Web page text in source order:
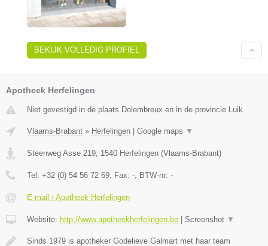
BEKIJK VOLLEDIG PROFIEL
Apotheek Herfelingen
Niet gevestigd in de plaats Dolembreux en in de provincie Luik.
Vlaams-Brabant » Herfelingen Google maps ▼
Steenweg Asse 219 1540 Herfelingen (Vlaams-Brabant)
Tel: +32 (0) 54 56 72 69 , Fax: - , BTW-nr: -
E-mail › Apotheek Herfelingen
Website: http://www.apotheekherfelingen.be Screenshot ▼
Sinds 1979 is apotheker Godelieve Galmart met haar team